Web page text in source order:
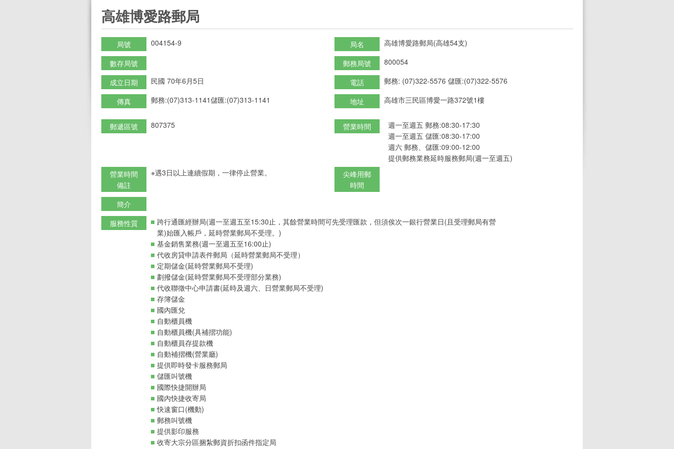
高雄博愛路郵局
局號 004154-9 局名 高雄博愛路郵局(高雄54支)
數存局號 郵務局號 800054
成立日期 民國 70年6月5日 電話 郵務: (07)322-5576 儲匯:(07)322-5576
傳真 郵務:(07)313-1141儲匯:(07)313-1141 地址 高雄市三民區博愛一路372號1樓
郵遞區號 807375 營業時間
週一至週五 郵務:08:30-17:30
週一至週五 儲匯:08:30-17:00
週六 郵務、儲匯:09:00-12:00
提供郵務業務延時服務郵局(週一至週五)
營業時間
備註
※遇3日以上連續假期，一律停止營業。
尖峰用郵
時間
簡介
服務性質
跨行通匯經辦局(週一至週五至15:30止，其餘營業時間可先受理匯款，但須俟次一銀行營業日(且受理郵局有營
業)始匯入帳戶，延時營業郵局不受理。)
基金銷售業務(週一至週五至16:00止)
代收房貸申請表件郵局（延時營業郵局不受理）
定期儲金(延時營業郵局不受理)
劃撥儲金(延時營業郵局不受理部分業務)
代收聯徵中心申請書(延時及週六、日營業郵局不受理)
存簿儲金
國內匯兌
自動櫃員機
自動櫃員機(具補摺功能)
自動櫃員存提款機
自動補摺機(營業廳)
提供即時發卡服務郵局
儲匯叫號機
國際快捷開辦局
國內快捷收寄局
快速窗口(機動)
郵務叫號機
提供影印服務
收寄大宗分區捆紮郵資折扣函件指定局